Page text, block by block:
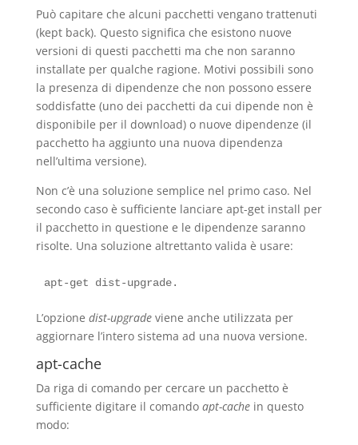
Può capitare che alcuni pacchetti vengano trattenuti
(kept back). Questo significa che esistono nuove
versioni di questi pacchetti ma che non saranno
installate per qualche ragione. Motivi possibili sono
la presenza di dipendenze che non possono essere
soddisfatte (uno dei pacchetti da cui dipende non è
disponibile per il download) o nuove dipendenze (il
pacchetto ha aggiunto una nuova dipendenza
nell’ultima versione).
Non c’è una soluzione semplice nel primo caso. Nel
secondo caso è sufficiente lanciare apt-get install per
il pacchetto in questione e le dipendenze saranno
risolte. Una soluzione altrettanto valida è usare:
L’opzione dist-upgradeviene anche utilizzata per
aggiornare l’intero sistema ad una nuova versione.
apt-cache
Da riga di comando per cercare un pacchetto è
sufficiente digitare il comando apt-cachein questo
modo: